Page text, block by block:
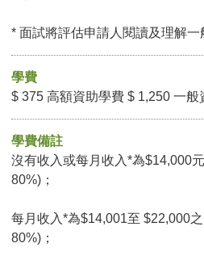
* 面試將評估申請人閱讀及理解一
學費
$ 375 高額資助學費 $ 1,250 一般
學費備註
沒有收入或每月收入*為$14,000
80%)；
每月收入*為$14,001至 $22,000
80%)；